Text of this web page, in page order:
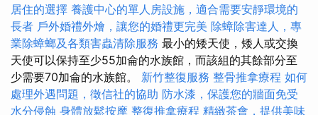
居住的選擇 養護中心的單人房設施，適合需要安靜環境的
長者 戶外婚禮外燴，讓您的婚禮更完美 除蟑除害達人，專
業除蟑螂及各類害蟲清除服務 最小的矮天使，矮人或交換
天使可以保持至少55加侖的水族館，而該組的其餘部分至
少需要70加侖的水族館。 新竹整復服務 整骨推拿療程 如何
處理外遇問題，徵信社的協助 防水漆，保護您的牆面免受
水分侵蝕 身體放鬆按摩 整復推拿療程 精緻茶會，提供美味